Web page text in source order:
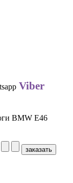
Viber
BMW E46